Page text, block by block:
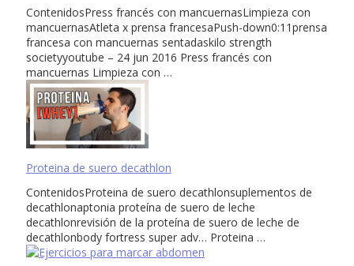
ContenidosPress francés con mancuernasLimpieza con
mancuernasAtleta x prensa francesaPush-down0:11prensa
francesa con mancuernas sentadaskilo strength
societyyoutube – 24 jun 2016 Press francés con
mancuernas Limpieza con …
Proteina de suero decathlon
ContenidosProteina de suero decathlonsuplementos de
decathlonaptonia proteína de suero de leche
decathlonrevisión de la proteína de suero de leche de
decathlonbody fortress super adv… Proteina …